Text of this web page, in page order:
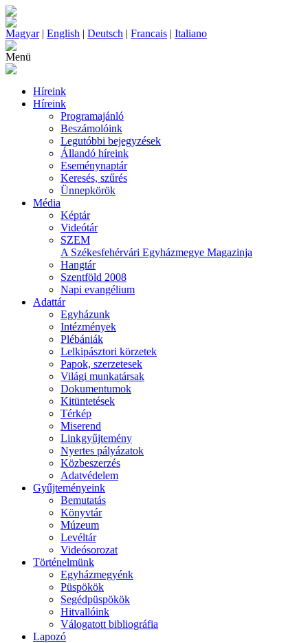
Magyar| English | Deutsch | Francais | Italiano
Menü
Híreink
Híreink
Programajánló
Beszámolóink
Legutóbbi bejegyzések
Állandó híreink
Eseménynaptár
Keresés, szűrés
Ünnepkörök
Média
Képtár
Videótár
SZEM
A Székesfehérvári Egyházmegye Magazinja
Hangtár
Szentföld 2008
Napi evangélium
Adattár
Egyházunk
Intézmények
Plébániák
Lelkipásztori körzetek
Papok, szerzetesek
Világi munkatársak
Dokumentumok
Kitüntetések
Térkép
Miserend
Linkgyűjtemény
Nyertes pályázatok
Közbeszerzés
Adatvédelem
Gyűjteményeink
Bemutatás
Könyvtár
Múzeum
Levéltár
Videósorozat
Történelmünk
Egyházmegyénk
Püspökök
Segédpüspökök
Hitvallóink
Válogatott bibliográfia
Lapozó